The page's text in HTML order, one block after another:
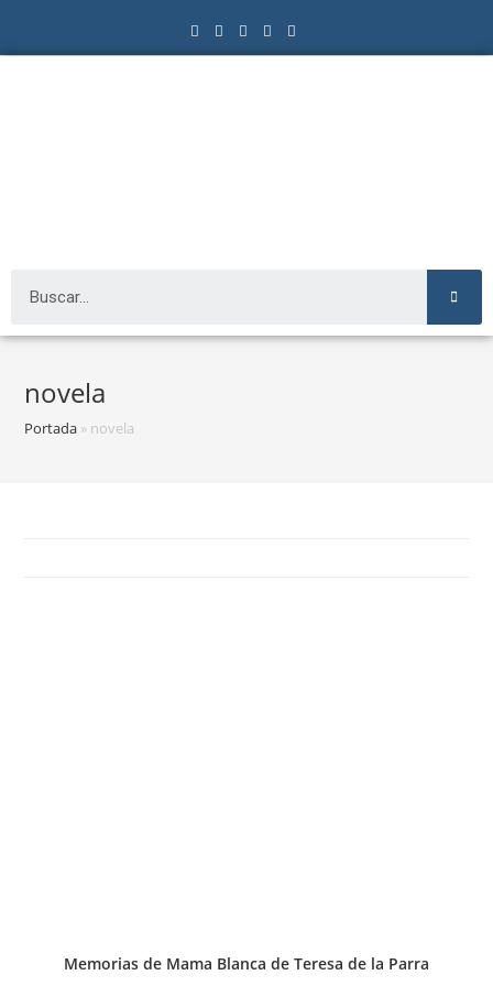
novela
Portada » novela
Memorias de Mama Blanca de Teresa de la Parra